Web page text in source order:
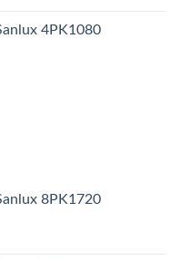
4PK1080
8PK1720